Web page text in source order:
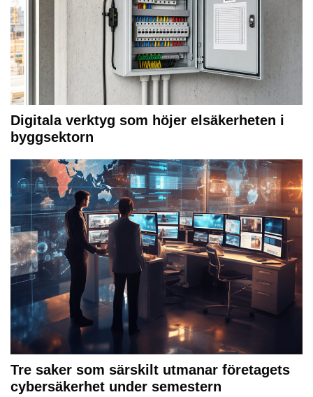
Digitala verktyg som höjer elsäkerheten i
byggsektorn
Tre saker som särskilt utmanar företagets
cybersäkerhet under semestern